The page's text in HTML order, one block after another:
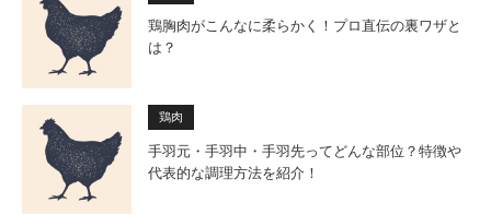
鶏胸肉がこんなに柔らかく！プロ直伝の裏ワザと
は？
鶏肉
手羽元・手羽中・手羽先ってどんな部位？特徴や
代表的な調理方法を紹介！